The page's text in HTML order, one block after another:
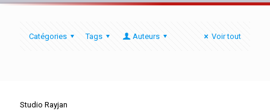
Catégories Tags Auteurs Voir tout
Studio Rayjan